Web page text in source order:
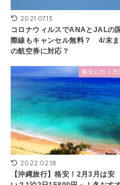
2021.07.13
コロナウィルスでANAとJALの国
際線もキャンセル無料？ 4/末
の航空券に対応？
格安に行く方
2022.02.18
【沖縄旅行】格安！2月3月は安